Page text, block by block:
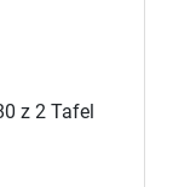
z 2 Tafel